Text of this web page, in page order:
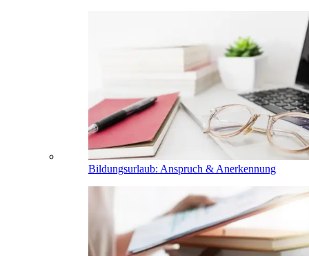
Bildungsurlaub: Anspruch & Anerkennung